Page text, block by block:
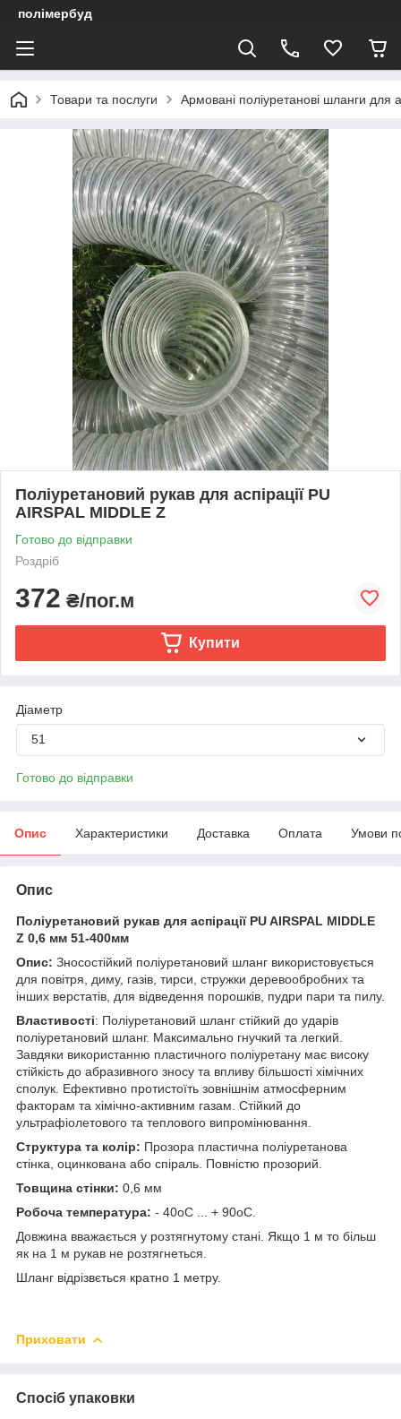
полімербуд
Товари та послуги Армовані поліуретанові шланги для
Поліуретановий рукав для аспірації PU
AIRSPAL MIDDLE Z
Готово до відправки
Роздріб
372 ₴/пог.м
Купити
Діаметр
51
Готово до відправки
Опис Характеристики Доставка Оплата Умови
Опис
Поліуретановий рукав для аспірації PU AIRSPAL MIDDLE
Z 0,6 мм 51-400мм
Опис: Зносостійкий поліуретановий шланг використовується
для повітря, диму, газів, тирси, стружки деревообробних та
інших верстатів, для відведення порошків, пудри пари та пилу.
Властивості: Поліуретановий шланг стійкий до ударів
поліуретановий шланг. Максимально гнучкий та легкий.
Завдяки використанню пластичного поліуретану має високу
стійкість до абразивного зносу та впливу більшості хімічних
сполук. Ефективно протистоїть зовнішнім атмосферним
факторам та хімічно-активним газам. Стійкий до
ультрафіолетового та теплового випромінювання.
Структура та колір: Прозора пластична поліуретанова
стінка, оцинкована або спіраль. Повністю прозорий.
Товщина стінки: 0,6 мм
Робоча температура: - 40oС ... + 90oС.
Довжина вважається у розтягнутому стані. Якщо 1 м то більш
як на 1 м рукав не розтягнеться.
Шланг відрізвється кратно 1 метру.
Приховати
Спосіб упаковки